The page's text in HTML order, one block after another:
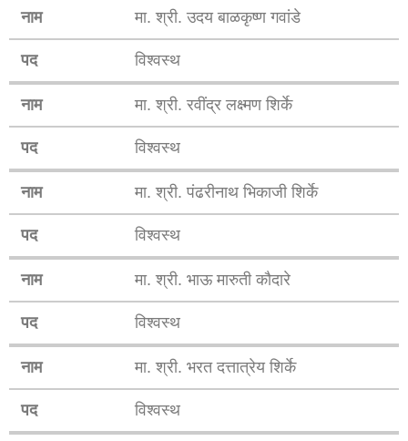
नाम मा. श्री. उदय बाळकृष्ण गवांडे
पद विश्वस्थ
नाम मा. श्री. रवींद्र लक्ष्मण शिर्के
पद विश्वस्थ
नाम मा. श्री. पंढरीनाथ भिकाजी शिर्के
पद विश्वस्थ
नाम मा. श्री. भाऊ मारुती कौदारे
पद विश्वस्थ
नाम मा. श्री. भरत दत्तात्रेय शिर्के
पद विश्वस्थ